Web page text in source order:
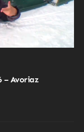
– Avoriaz